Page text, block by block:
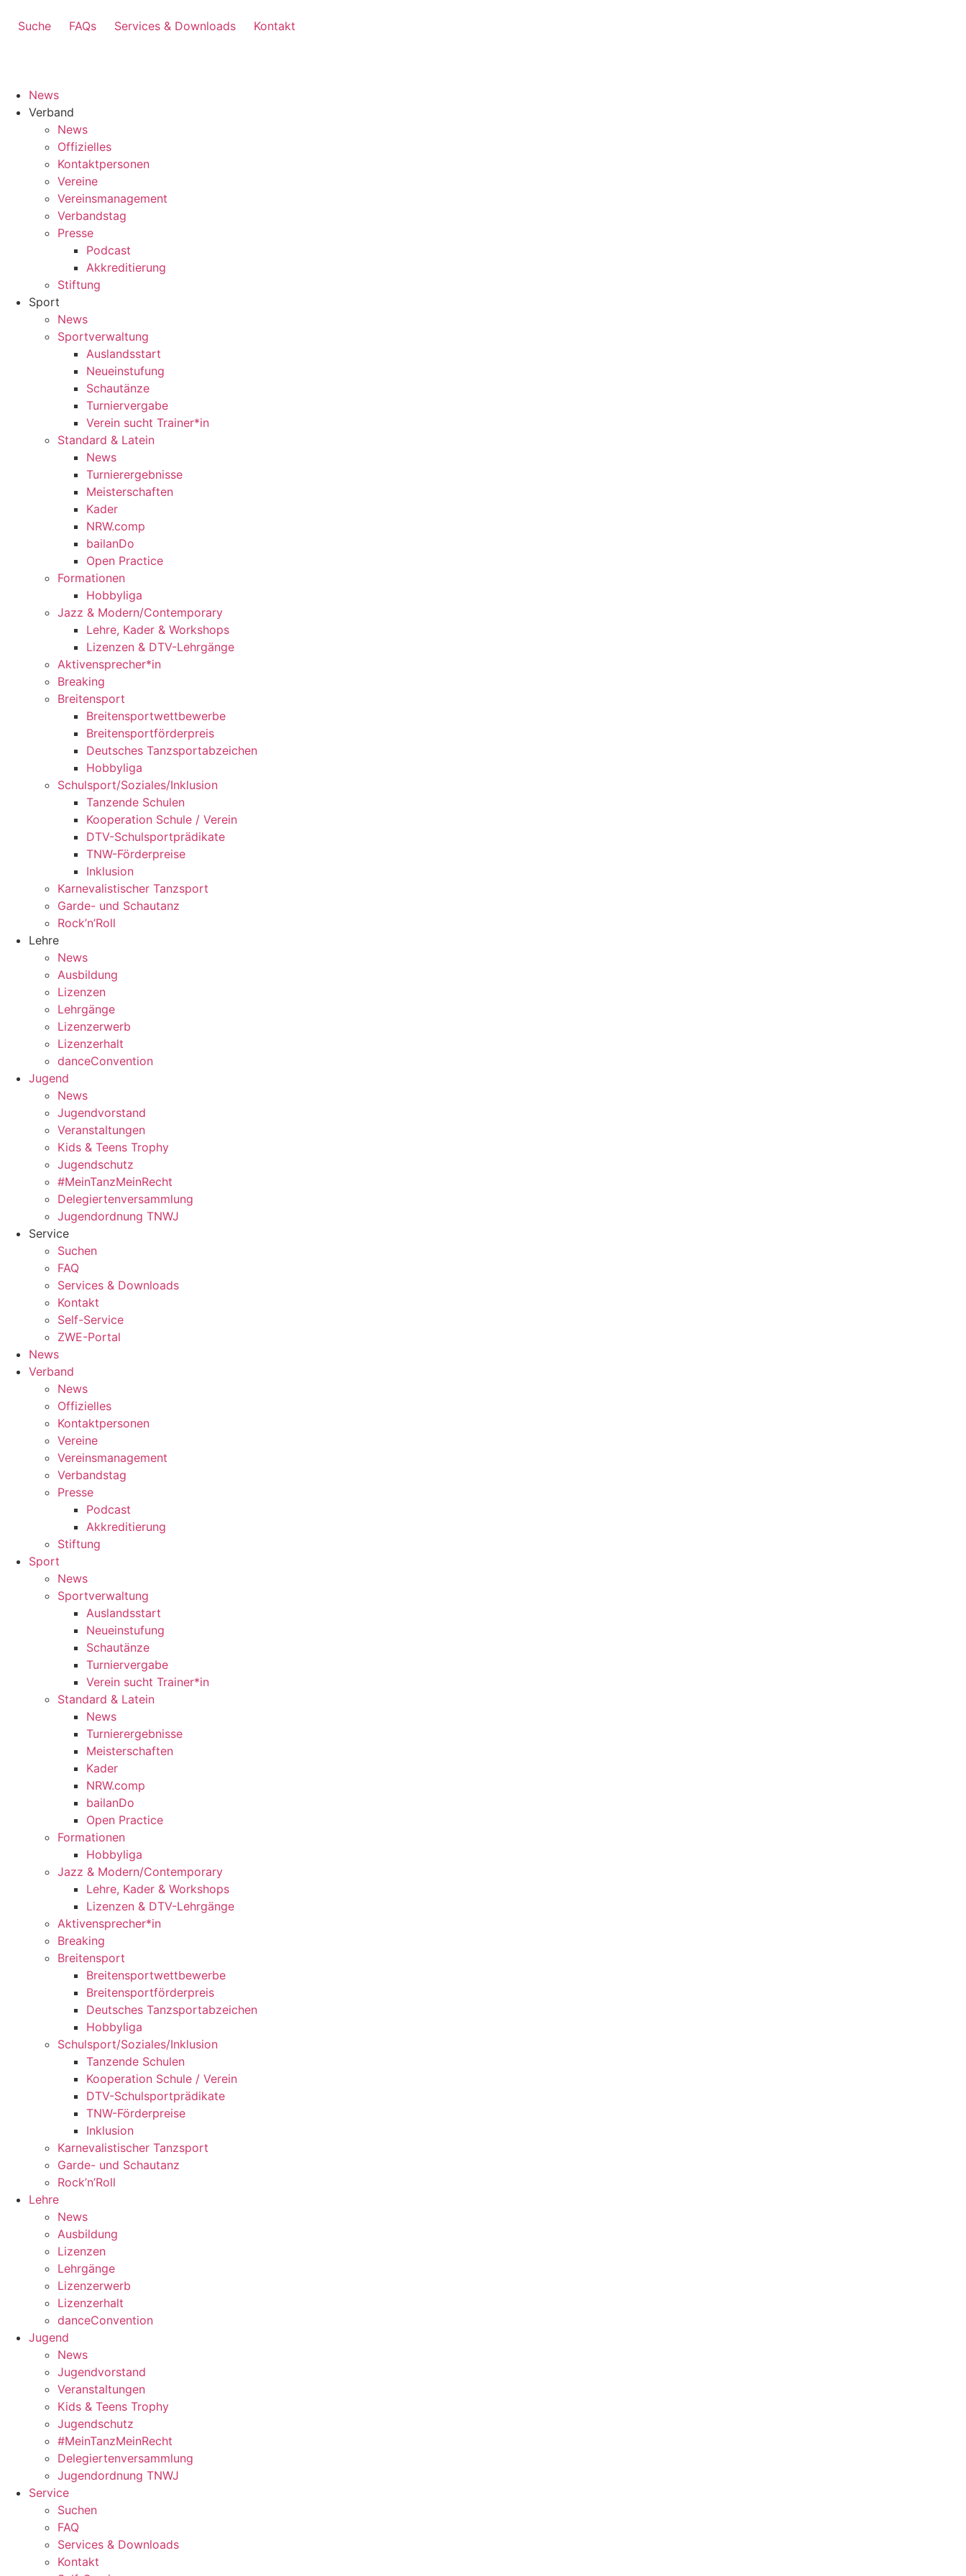
Suche FAQs Services & Downloads Kontakt
News
Verband
News
Offizielles
Kontaktpersonen
Vereine
Vereinsmanagement
Verbandstag
Presse
Podcast
Akkreditierung
Stiftung
Sport
News
Sportverwaltung
Auslandsstart
Neueinstufung
Schautänze
Turniervergabe
Verein sucht Trainer*in
Standard & Latein
News
Turnierergebnisse
Meisterschaften
Kader
NRW.comp
bailanDo
Open Practice
Formationen
Hobbyliga
Jazz & Modern/Contemporary
Lehre, Kader & Workshops
Lizenzen & DTV-Lehrgänge
Aktivensprecher*in
Breaking
Breitensport
Breitensportwettbewerbe
Breitensportförderpreis
Deutsches Tanzsportabzeichen
Hobbyliga
Schulsport/Soziales/Inklusion
Tanzende Schulen
Kooperation Schule / Verein
DTV-Schulsportprädikate
TNW-Förderpreise
Inklusion
Karnevalistischer Tanzsport
Garde- und Schautanz
Rock’n’Roll
Lehre
News
Ausbildung
Lizenzen
Lehrgänge
Lizenzerwerb
Lizenzerhalt
danceConvention
Jugend
News
Jugendvorstand
Veranstaltungen
Kids & Teens Trophy
Jugendschutz
#MeinTanzMeinRecht
Delegiertenversammlung
Jugendordnung TNWJ
Service
Suchen
FAQ
Services & Downloads
Kontakt
Self-Service
ZWE-Portal
News
Verband
News
Offizielles
Kontaktpersonen
Vereine
Vereinsmanagement
Verbandstag
Presse
Podcast
Akkreditierung
Stiftung
Sport
News
Sportverwaltung
Auslandsstart
Neueinstufung
Schautänze
Turniervergabe
Verein sucht Trainer*in
Standard & Latein
News
Turnierergebnisse
Meisterschaften
Kader
NRW.comp
bailanDo
Open Practice
Formationen
Hobbyliga
Jazz & Modern/Contemporary
Lehre, Kader & Workshops
Lizenzen & DTV-Lehrgänge
Aktivensprecher*in
Breaking
Breitensport
Breitensportwettbewerbe
Breitensportförderpreis
Deutsches Tanzsportabzeichen
Hobbyliga
Schulsport/Soziales/Inklusion
Tanzende Schulen
Kooperation Schule / Verein
DTV-Schulsportprädikate
TNW-Förderpreise
Inklusion
Karnevalistischer Tanzsport
Garde- und Schautanz
Rock’n’Roll
Lehre
News
Ausbildung
Lizenzen
Lehrgänge
Lizenzerwerb
Lizenzerhalt
danceConvention
Jugend
News
Jugendvorstand
Veranstaltungen
Kids & Teens Trophy
Jugendschutz
#MeinTanzMeinRecht
Delegiertenversammlung
Jugendordnung TNWJ
Service
Suchen
FAQ
Services & Downloads
Kontakt